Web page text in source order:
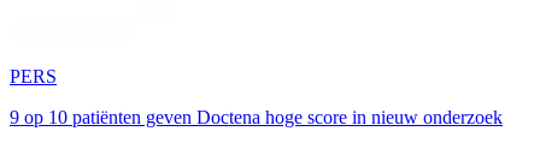
PERS
9 op 10 patiënten geven Doctena hoge score in nieuw onderzoek